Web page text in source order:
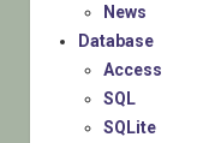
News
Database
Access
SQL
SQLite